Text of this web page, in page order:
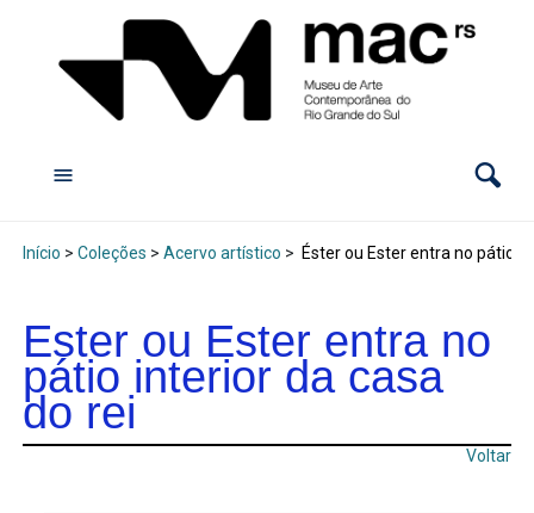
Início > Coleções > Acervo artístico > Éster ou Ester entra no pátio
Éster ou Ester entra no
pátio interior da casa
do rei
Voltar